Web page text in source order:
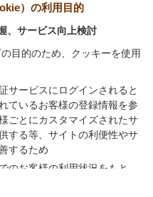
）の利用目的
、サービス向上検討
目的のため、クッキーを使用
サービスにログインされると
ているお客様の登録情報を参
ごとにカスタマイズされたサ
する等、サイトの利便性やサ
するため
のお客様の利用状況をもと